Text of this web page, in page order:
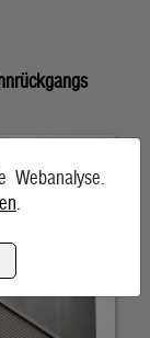
Webanalyse.
.